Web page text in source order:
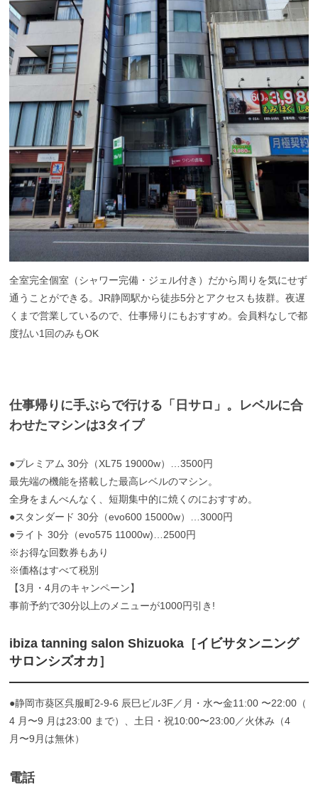
全室完全個室（シャワー完備・ジェル付き）だから周りを気にせず
通うことができる。JR静岡駅から徒歩5分とアクセスも抜群。夜遅
くまで営業しているので、仕事帰りにもおすすめ。会員料なしで都
度払い1回のみもOK
仕事帰りに手ぶらで行ける「日サロ」。レベルに合
わせたマシンは3タイプ
●プレミアム 30分（XL75 19000w）…3500円
最先端の機能を搭載した最高レベルのマシン。
全身をまんべんなく、短期集中的に焼くのにおすすめ。
●スタンダード 30分（evo600 15000w）…3000円
●ライト 30分（evo575 11000w)…2500円
※お得な回数券もあり
※価格はすべて税別
【3月・4月のキャンペーン】
事前予約で30分以上のメニューが1000円引き!
ibiza tanning salon Shizuoka［イビサタンニング
サロンシズオカ］
●静岡市葵区呉服町2-9-6 辰巳ビル3F／月・水〜金11:00 〜22:00（
4 月〜9 月は23:00 まで）、土日・祝10:00〜23:00／火休み（4
月〜9月は無休）
電話